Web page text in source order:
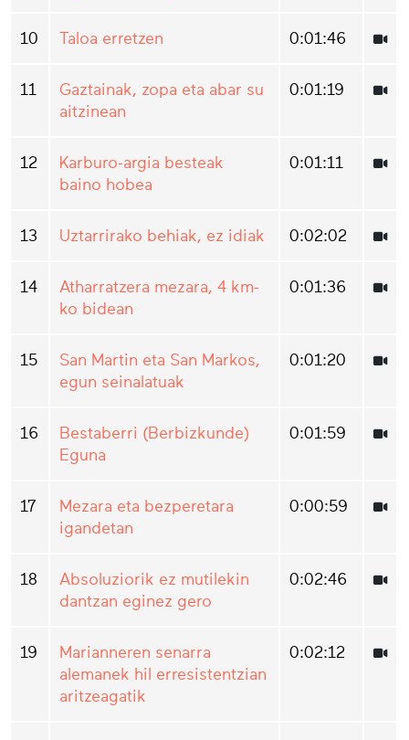
10 Taloa erretzen 0:01:46
11
Gaztainak, zopa eta abar su
aitzinean
0:01:19
12
Karburo-argia besteak
baino hobea
0:01:11
13 Uztarrirako behiak, ez idiak 0:02:02
14
Atharratzera mezara, 4 km-
ko bidean
0:01:36
15
San Martin eta San Markos,
egun seinalatuak
0:01:20
16
Bestaberri (Berbizkunde)
Eguna
0:01:59
17
Mezara eta bezperetara
igandetan
0:00:59
18
Absoluziorik ez mutilekin
dantzan eginez gero
0:02:46
19
Marianneren senarra
alemanek hil erresistentzian
aritzeagatik
0:02:12